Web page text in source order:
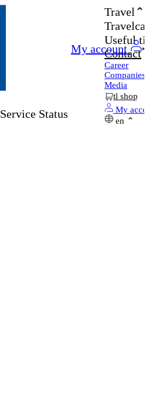
My account
Travel
Useful
Contact
Career
Companies
Media
tl shop
My
en
Service Status